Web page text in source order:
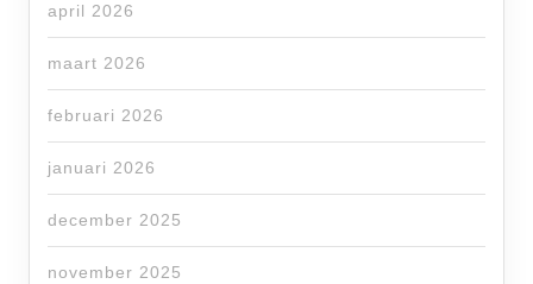
april 2026
maart 2026
februari 2026
januari 2026
december 2025
november 2025